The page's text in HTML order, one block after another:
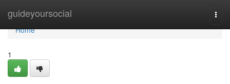
guideyoursocial
Home
Home
1